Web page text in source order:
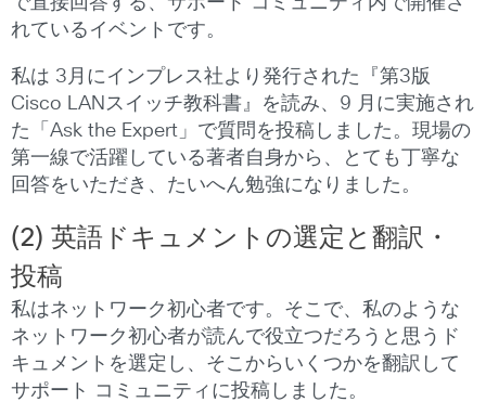
れているイベントです。
私は 3月にインプレス社より発行された『第3版
Cisco LANスイッチ教科書』を読み、9 月に実施され
た「Ask the Expert」で質問を投稿しました。現場の
第一線で活躍している著者自身から、とても丁寧な
回答をいただき、たいへん勉強になりました。
(2) 英語ドキュメントの選定と翻訳・
投稿
私はネットワーク初心者です。そこで、私のような
ネットワーク初心者が読んで役立つだろうと思うド
キュメントを選定し、そこからいくつかを翻訳して
サポート コミュニティに投稿しました。